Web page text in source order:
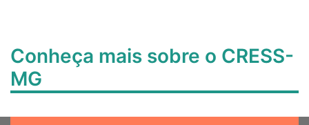
Conheça mais sobre o CRESS-
MG